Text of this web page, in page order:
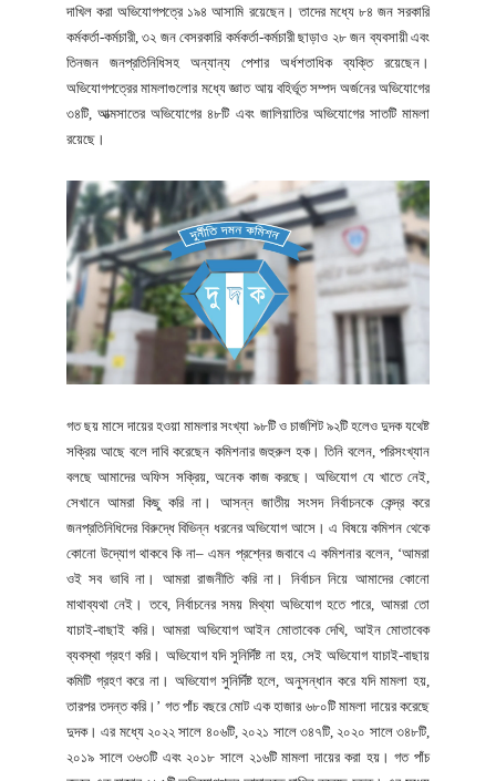
দাখিল করা অভিযোগপত্রে ১৯৪ আসামি রয়েছেন। তাদের মধ্যে ৮৪ জন সরকারি
কর্মকর্তা-কর্মচারী, ৩২ জন বেসরকারি কর্মকর্তা-কর্মচারী ছাড়াও ২৮ জন ব্যবসায়ী এবং
তিনজন জনপ্রতিনিধিসহ অন্যান্য পেশার অর্ধশতাধিক ব্যক্তি রয়েছেন।
অভিযোগপত্রের মামলাগুলোর মধ্যে জ্ঞাত আয় বহির্ভূত সম্পদ অর্জনের অভিযোগের
৩৪টি, আত্মসাতের অভিযোগের ৪৮টি এবং জালিয়াতির অভিযোগের সাতটি মামলা
রয়েছে।
গত ছয় মাসে দায়ের হওয়া মামলার সংখ্যা ৯৮টি ও চার্জশিট ৯২টি হলেও দুদক যথেষ্ট
সক্রিয় আছে বলে দাবি করেছেন কমিশনার জহুরুল হক। তিনি বলেন, পরিসংখ্যান
বলছে আমাদের অফিস সক্রিয়, অনেক কাজ করছে। অভিযোগ যে খাতে নেই,
সেখানে আমরা কিছু করি না। আসন্ন জাতীয় সংসদ নির্বাচনকে কেন্দ্র করে
জনপ্রতিনিধিদের বিরুদ্ধে বিভিন্ন ধরনের অভিযোগ আসে। এ বিষয়ে কমিশন থেকে
কোনো উদ্যোগ থাকবে কি না– এমন প্রশ্নের জবাবে এ কমিশনার বলেন, ‘আমরা
ওই সব ভাবি না। আমরা রাজনীতি করি না। নির্বাচন নিয়ে আমাদের কোনো
মাথাব্যথা নেই। তবে, নির্বাচনের সময় মিথ্যা অভিযোগ হতে পারে, আমরা তো
যাচাই-বাছাই করি। আমরা অভিযোগ আইন মোতাবেক দেখি, আইন মোতাবেক
ব্যবস্থা গ্রহণ করি। অভিযোগ যদি সুনির্দিষ্ট না হয়, সেই অভিযোগ যাচাই-বাছায়
কমিটি গ্রহণ করে না। অভিযোগ সুনির্দিষ্ট হলে, অনুসন্ধান করে যদি মামলা হয়,
তারপর তদন্ত করি।’ গত পাঁচ বছরে মোট এক হাজার ৬৮০টি মামলা দায়ের করেছে
দুদক। এর মধ্যে ২০২২ সালে ৪০৬টি, ২০২১ সালে ৩৪৭টি, ২০২০ সালে ৩৪৮টি,
২০১৯ সালে ৩৬৩টি এবং ২০১৮ সালে ২১৬টি মামলা দায়ের করা হয়। গত পাঁচ